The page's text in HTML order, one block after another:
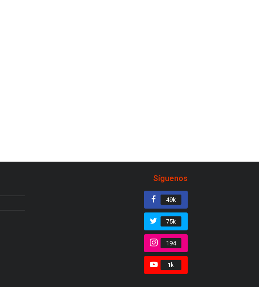
Síguenos
49k
75k
194
1k